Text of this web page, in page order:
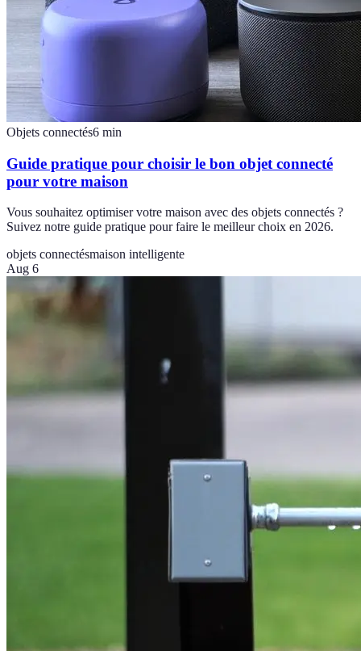
Objets connectés6 min
Guide pratique pour choisir le bon objet connecté
pour votre maison
Vous souhaitez optimiser votre maison avec des objets connectés ?
Suivez notre guide pratique pour faire le meilleur choix en 2026.
objets connectésmaison intelligente
Aug 6